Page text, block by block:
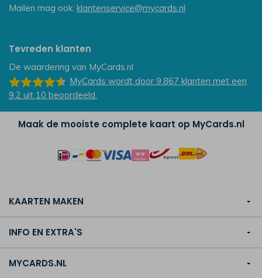
Mailen mag ook: klantenservice@mycards.nl
Tevreden klanten
De waardering van MyCards.nl
MyCards wordt door 9.867 klanten met een
9.2 uit 10 beoordeeld.
Maak de mooiste complete kaart op MyCards.nl
KAARTEN MAKEN
INFO EN EXTRA'S
MYCARDS.NL